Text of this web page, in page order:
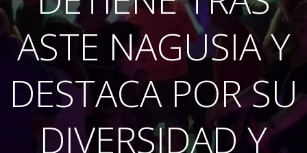
ASTE NAGUSIA Y
DESTACA POR SU
DIVERSIDAD Y